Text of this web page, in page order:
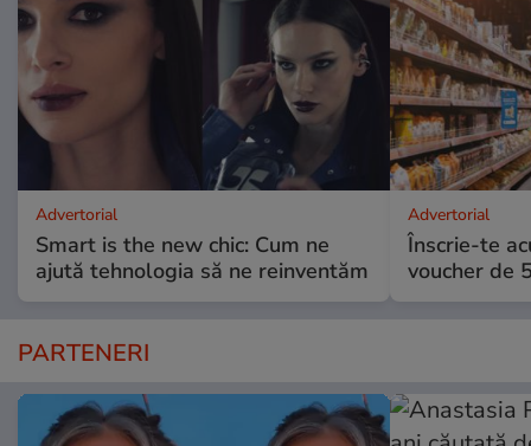
Advertorial
Smart is the new chic: Cum ne
ajută tehnologia să ne reinventăm
Advertorial
Înscrie-te
voucher de
PARTENERI